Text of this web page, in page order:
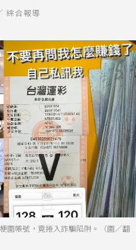
綜合報導
圖帳號，竟捲入詐騙陷阱。（圖／翻